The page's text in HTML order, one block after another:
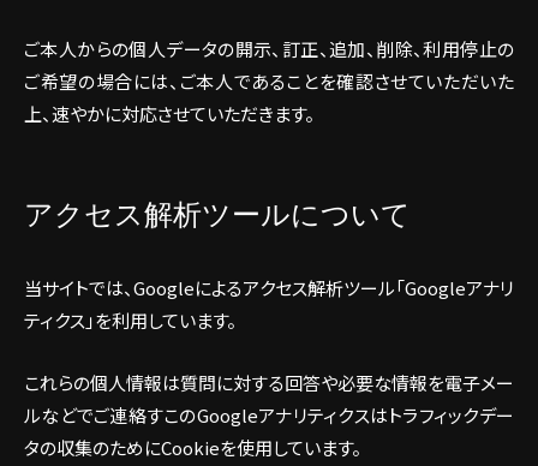
ご本人からの個人データの開示、訂正、追加、削除、利用停止の
ご希望の場合には、ご本人であることを確認させていただいた
上、速やかに対応させていただきます。
アクセス解析ツールについて
当サイトでは、Googleによるアクセス解析ツール「Googleアナリ
ティクス」を利用しています。
これらの個人情報は質問に対する回答や必要な情報を電子メー
ルなどでご連絡すこのGoogleアナリティクスはトラフィックデー
タの収集のためにCookieを使用しています。